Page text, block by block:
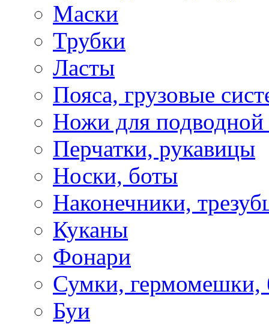
Маски
Трубки
Ласты
Пояса, грузовые
Ножи для подводной
Перчатки, рукавицы
Носки, боты
Наконечники,
Куканы
Фонари
Сумки, гермомешки,
Буи